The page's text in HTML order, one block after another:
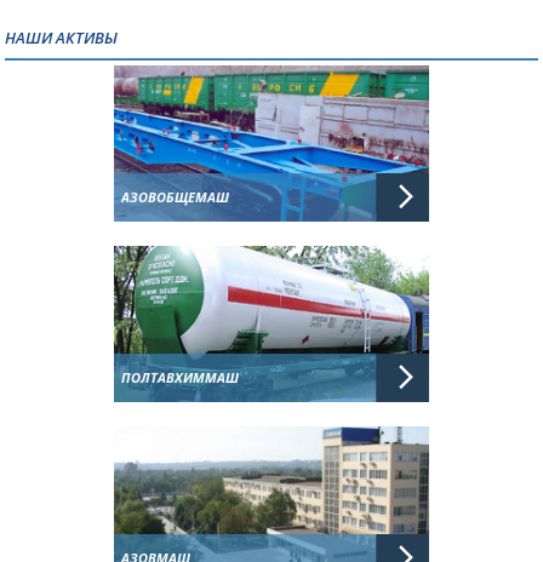
НАШИ АКТИВЫ
АЗОВОБЩЕМАШ
ПОЛТАВХИММАШ
АЗОВМАШ